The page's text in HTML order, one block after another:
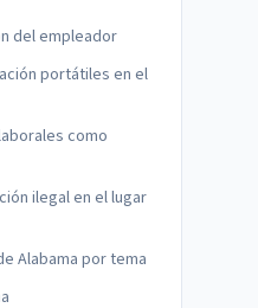
del empleador
portátiles en el
como
ilegal en el lugar
Alabama por tema